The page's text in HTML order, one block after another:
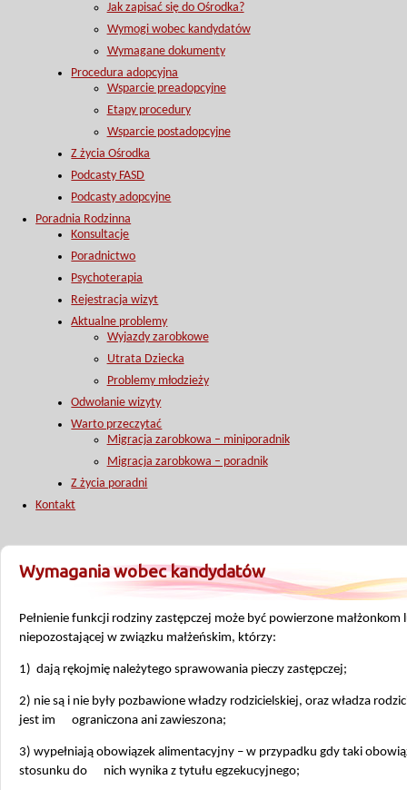
Jak zapisać się do Ośrodka?
Wymogi wobec kandydatów
Wymagane dokumenty
Procedura adopcyjna
Wsparcie preadopcyjne
Etapy procedury
Wsparcie postadopcyjne
Z życia Ośrodka
Podcasty FASD
Podcasty adopcyjne
Poradnia Rodzinna
Konsultacje
Poradnictwo
Psychoterapia
Rejestracja wizyt
Aktualne problemy
Wyjazdy zarobkowe
Utrata Dziecka
Problemy młodzieży
Odwołanie wizyty
Warto przeczytać
Migracja zarobkowa – miniporadnik
Migracja zarobkowa – poradnik
Z życia poradni
Kontakt
Wymagania wobec kandydatów
Pełnienie funkcji rodziny zastępczej może być powierzone małżonkom
niepozostającej w związku małżeńskim, którzy:
1) dają rękojmię należytego sprawowania pieczy zastępczej;
2) nie są i nie były pozbawione władzy rodzicielskiej, oraz władza
jest im ograniczona ani zawieszona;
3) wypełniają obowiązek alimentacyjny – w przypadku gdy taki
stosunku do nich wynika z tytułu egzekucyjnego;